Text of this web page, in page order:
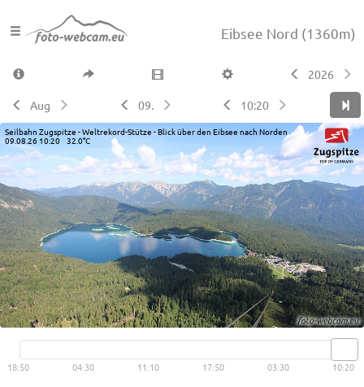
Eibsee Nord (1360m)
2026
Aug 09. 10:20
Seilbahn Zugspitze - Weltrekord-Stütze - Blick über den Eibsee nach Norden
09.08.26 10:20 32.0°C
Live video available → View
18:50 04:30 11:10 17:50 03:30 10:20